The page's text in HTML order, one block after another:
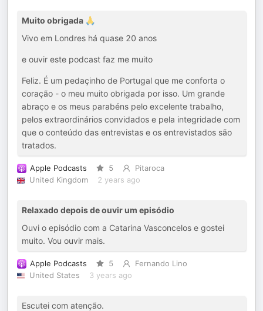
Muito obrigada 🙏
Vivo em Londres há quase 20 anos
e ouvir este podcast faz me muito
Feliz. É um pedaçinho de Portugal que me conforta o
coração - o meu muito obrigada por isso. Um grande
abraço e os meus parabéns pelo excelente trabalho,
pelos extraordinários convidados e pela integridade com
que o conteúdo das entrevistas e os entrevistados são
tratados.
Apple Podcasts 5
Pitaroca
United Kingdom
2 years ago
Relaxado depois de ouvir um episódio
Ouvi o episódio com a Catarina Vasconcelos e gostei
muito. Vou ouvir mais.
Apple Podcasts 5
Fernando Lino
United States
3 years ago
Escutei com atenção.